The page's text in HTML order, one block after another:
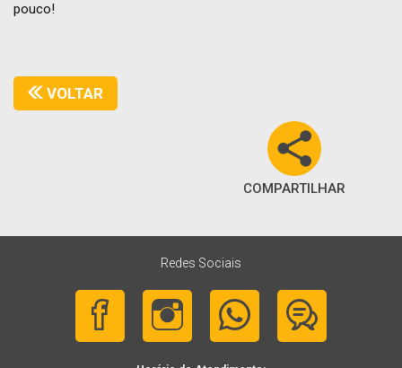
pouco!
VOLTAR
COMPARTILHAR
Redes Sociais